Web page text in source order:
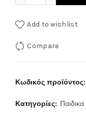
Add to wishlist
Compare
Κωδικός προϊόντος:
Κατηγορίες: Παιδικα